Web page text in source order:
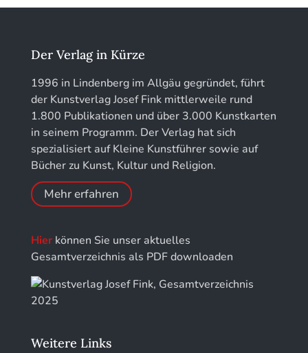
löhe:porträts
Jahresschriften der DGC Deutsche Gesellschaft
für Chronometrie
Jahrbuch der Stiftung Thüringer Schlösser und
Gärten
Der Verlag in Kürze
1996 in Lindenberg im Allgäu gegründet, führt
der Kunstverlag Josef Fink mittlerweile rund
1.800 Publikationen und über 3.000 Kunstkarten
in seinem Programm. Der Verlag hat sich
spezialisiert auf Kleine Kunstführer sowie auf
Bücher zu Kunst, Kultur und Religion.
Mehr erfahren
Hierkönnen Sie unser aktuelles
Gesamtverzeichnis als PDF downloaden
Weitere Links